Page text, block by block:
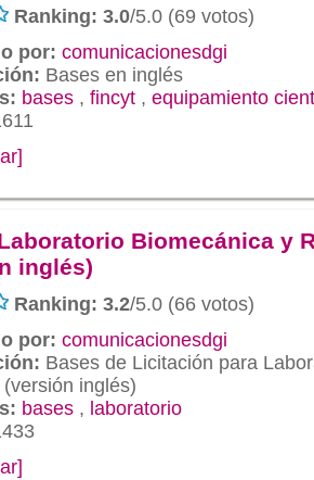
Ranking: 3.0/5.0 (69 votos)
por: comunicacionesdgi
Bases en inglés
bases , fincyt , equipamiento
Biomecánica y
inglés)
Ranking: 3.2/5.0 (66 votos)
por: comunicacionesdgi
Bases de Licitación para
inglés)
bases , laboratorio